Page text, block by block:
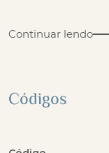
Continuar lendo
Códigos